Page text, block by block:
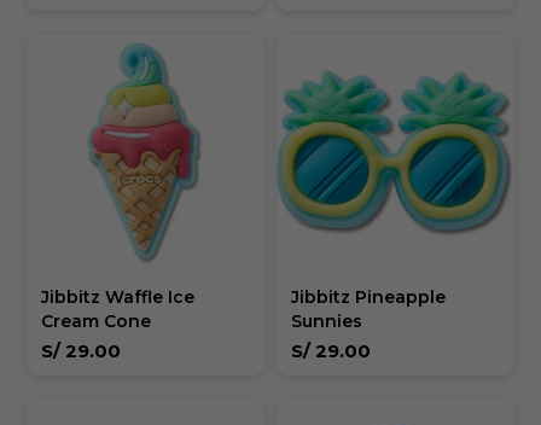
Jibbitz Waffle Ice
Cream Cone
S/ 29.00
Jibbitz Pineapple
Sunnies
S/ 29.00